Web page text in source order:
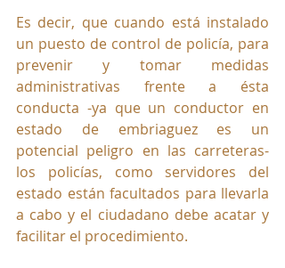
Es decir, que cuando está instalado
un puesto de control de policía, para
prevenir y tomar medidas
administrativas frente a ésta
conducta -ya que un conductor en
estado de embriaguez es un
potencial peligro en las carreteras-
los policías, como servidores del
estado están facultados para llevarla
a cabo y el ciudadano debe acatar y
facilitar el procedimiento.